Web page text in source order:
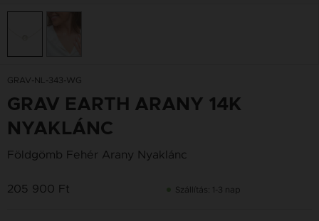
GRAV-NL-343-WG
GRAV EARTH ARANY 14K
NYAKLÁNC
Földgömb Fehér Arany Nyaklánc
205 900 Ft Szállítás: 1-3 nap